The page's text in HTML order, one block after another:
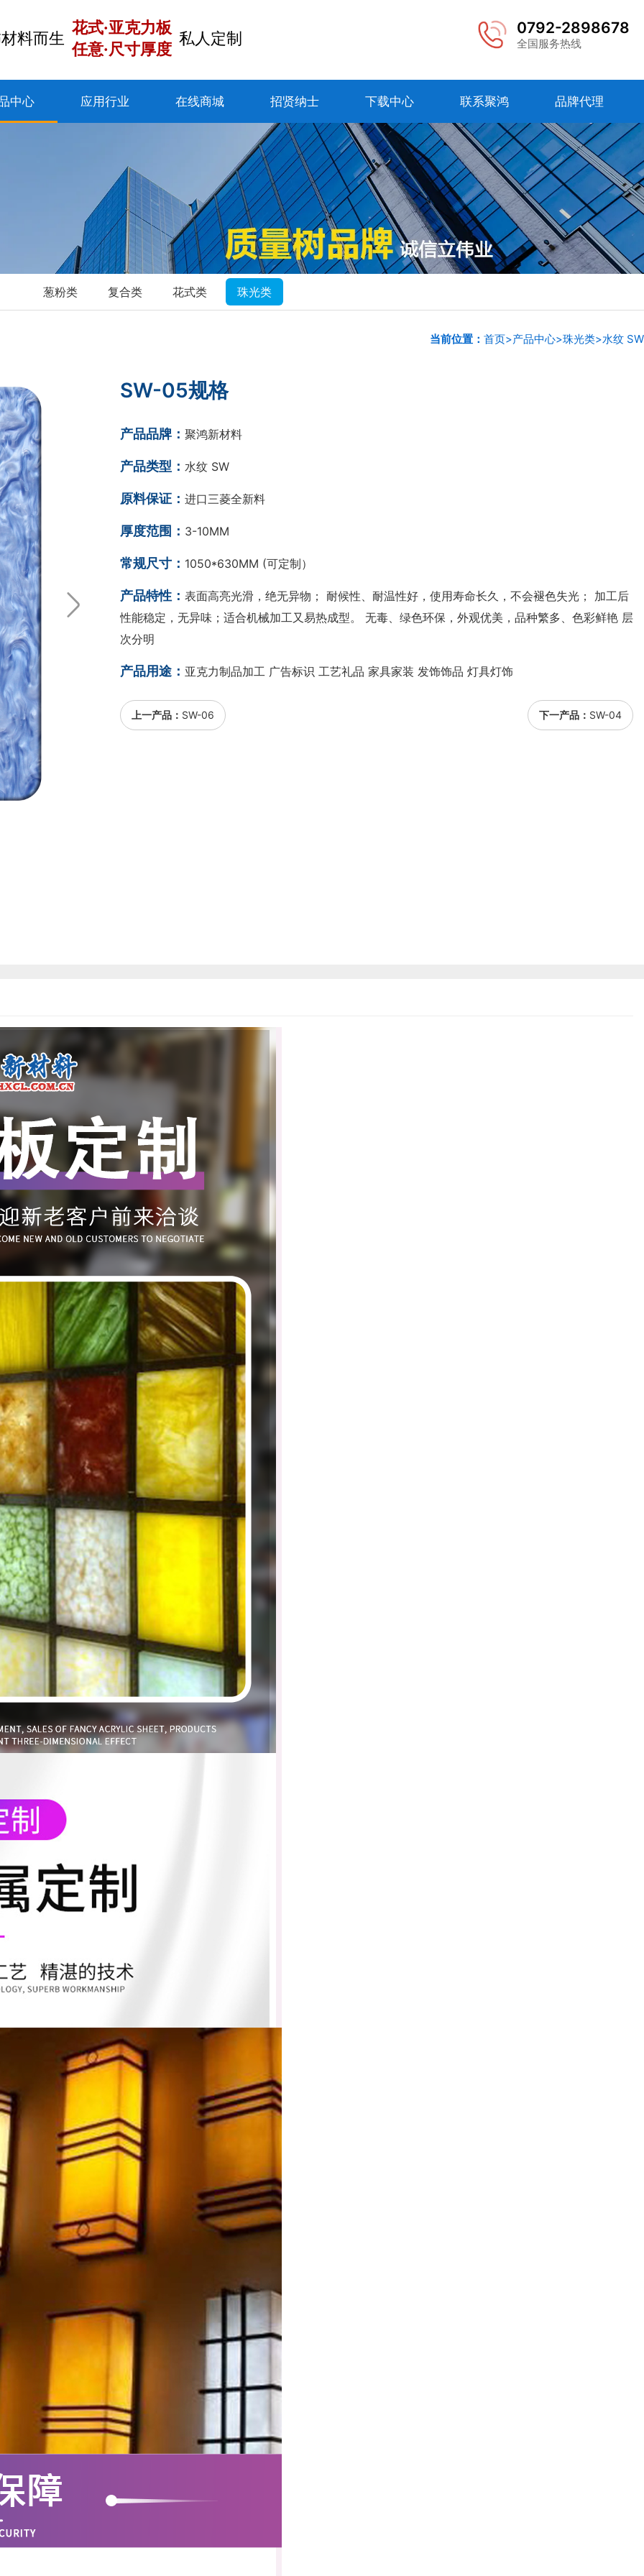
0792-2898678
全国服务热线
料而生
花式·亚克力板
任意·尺寸厚度
私人定制
中心 应用行业 在线商城 招贤纳士 下载中心 联系聚鸿 品牌代理
葱粉类 复合类 花式类 珠光类
当前位置： 首页>产品中心>珠光类>水纹 SW
SW-05规格
产品品牌： 聚鸿新材料
产品类型： 水纹 SW
原料保证： 进口三菱全新料
厚度范围： 3-10MM
常规尺寸： 1050*630MM (可定制）
产品特性： 表面高亮光滑，绝无异物； 耐候性、耐温性好，使用寿命长久，不会褪色失光； 加工后
性能稳定，无异味；适合机械加工又易热成型。 无毒、绿色环保，外观优美，品种繁多、色彩鲜艳 层
次分明
产品用途： 亚克力制品加工 广告标识 工艺礼品 家具家装 发饰饰品 灯具灯饰
上一产品： SW-06 下一产品： SW-04